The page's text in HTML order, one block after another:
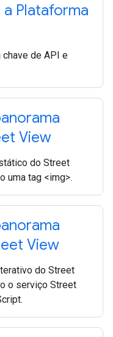
Plataforma
chave de API e
View
do Street
uma tag <img>.
View
do Street
o serviço Street